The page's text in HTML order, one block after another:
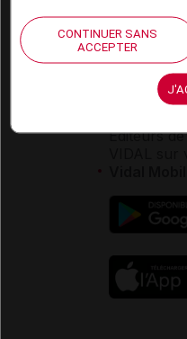
Service
Contact
Espace
Éditeurs
CONTINUER SANS
ACCEPTER